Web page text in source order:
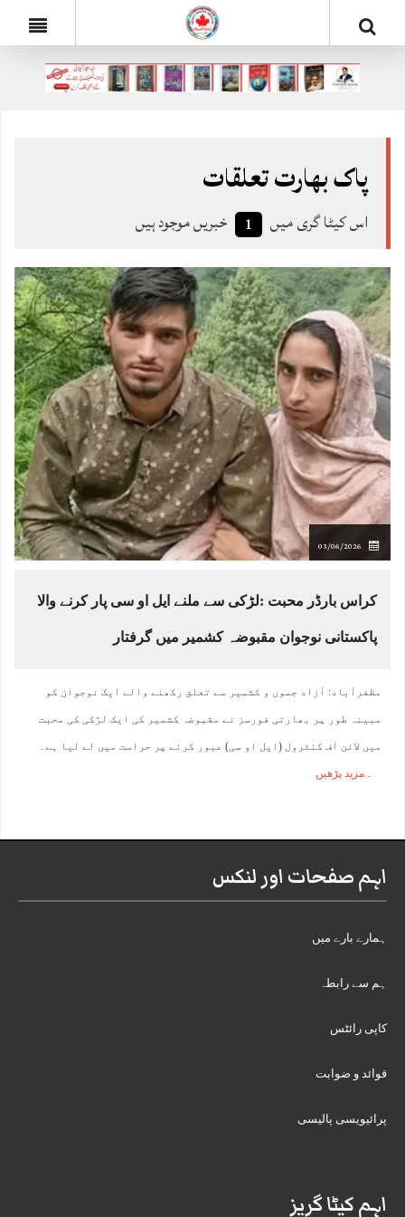
پاک بھارت تعلقات
اس کیٹا گری میں 1 خبریں موجود ہیں
03/06/2026
کراس بارڈر محبت :لڑکی سے ملنے ایل او سی پار کرنے والا
پاکستانی نوجوان مقبوضہ کشمیر میں گرفتار
مظفرآباد: آزاد جموں و کشمیر سے تعلق رکھنے والے ایک نوجوان کو
مبینہ طور پر بھارتی فورسز نے مقبوضہ کشمیر کی ایک لڑکی کی محبت
میں لائن آف کنٹرول (ایل او سی) عبور کرنے پر حراست میں لے لیا ہے۔
مزید پڑھیں
اہم صفحات اور لنکس
ہمارے بارے میں
ہم سے رابطہ
کاپی رائٹس
قوائد و ضوابت
پرائیویسی پالیسی
اہم کیٹا گریز